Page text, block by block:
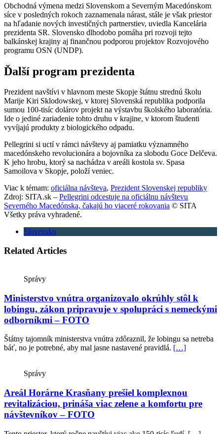
Obchodná výmena medzi Slovenskom a Severným Macedónskom
síce v posledných rokoch zaznamenala nárast, stále je však priestor
na hľadanie nových investičných partnerstiev, uviedla Kancelária
prezidenta SR. Slovensko dlhodobo pomáha pri rozvoji tejto
balkánskej krajiny aj finančnou podporou projektov Rozvojového
programu OSN (UNDP).
Ďalší program prezidenta
Prezident navštívi v hlavnom meste Skopje štátnu strednú školu
Marije Kiri Sklodowskej, v ktorej Slovenská republika podporila
sumou 100-tisíc dolárov projekt na výstavbu školského laboratória.
Ide o jediné zariadenie tohto druhu v krajine, v ktorom študenti
vyvíjajú produkty z biologického odpadu.
Pellegrini si uctí v rámci návštevy aj pamiatku významného
macedónskeho revolucionára a bojovníka za slobodu Goce Delčeva.
K jeho hrobu, ktorý sa nachádza v areáli kostola sv. Spasa
Samoilova v Skopje, položí veniec.
Viac k témam: oficiálna návšteva, Prezident Slovenskej republiky
Zdroj: SITA.sk – Pellegrini odcestuje na oficiálnu návštevu
Severného Macedónska, čakajú ho viaceré rokovania © SITA
Všetky práva vyhradené.
Slovensko
Related Articles
Správy
Ministerstvo vnútra organizovalo okrúhly stôl k
lobingu, zákon pripravuje v spolupráci s nemeckými
odborníkmi – FOTO
Štátny tajomník ministerstva vnútra zdôraznil, že lobingu sa netreba
báť, no je potrebné, aby mal jasne nastavené pravidlá. […]
Správy
Areál Horárne Krasňany prešiel komplexnou
revitalizáciou, prináša viac zelene a komfortu pre
návštevníkov – FOTO